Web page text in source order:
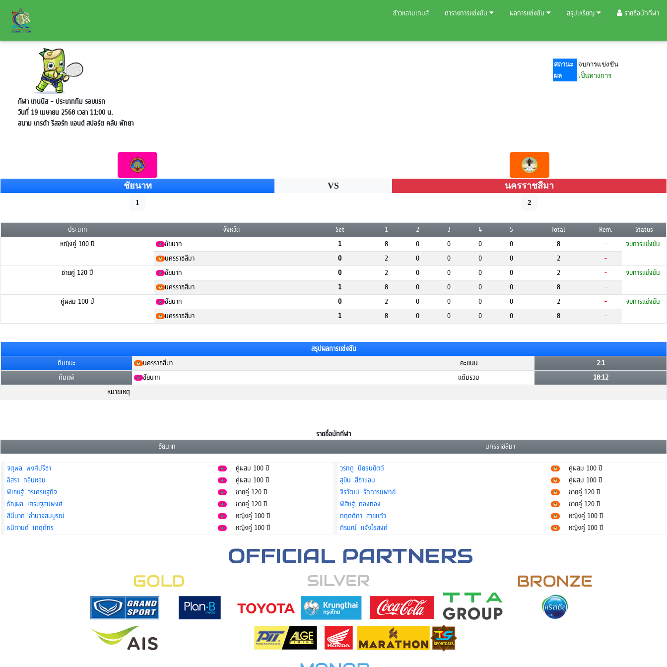
ข้าวหลามเกมส์ ตารางการแข่งขัน ผลการแข่งขัน สรุปเหรียญ รายชื่อนักกีฬา
สถานะ
จบการแข่งขัน
ผล
เป็นทางการ
กีฬา เทนนิส - ประเภททีมรอบแรก
วันที่ 19 เมษายน 2568 เวลา 11:00 น.
สนาม เกรต้า รีสอร์ท แอนด์ สปอร์ต คลับ พัทยา
ชัยนาท VS นครราชสีมา
1 2
ประเภท จังหวัด Set 1 2 3 4 5 Total Rem.
Status
หญิงคู่ 100 ปี
ชัยนาท 1 8 0 0 0 0 8 -
จบการแข่งขัน
นครราชสีมา
0 2 0 0 0 0 2
-
ชายคู่ 120 ปี
ชัยนาท 0 2 0 0 0 0 2 -
จบการแข่งขัน
นครราชสีมา
1 8 0 0 0 0 8
-
คู่ผสม 100 ปี
ชัยนาท 0 2 0 0 0 0 2 -
จบการแข่งขัน
นครราชสีมา
1 8 0 0 0 0 8 -
สรุปผลการแข่งขัน
ทีมชนะ
นครราชสีมา คะแนน
2:1
ทีมแพ้
ชัยนาท แต้มรวม
18:12
หมายเหตุ
รายชื่อนักกีฬา
ชัยนาท
นครราชสีมา
จตุพล พงศ์ปรีชา
คู่ผสม 100 ปี
อิสรา กลิ่นหอม
คู่ผสม 100 ปี
พิเชษฐ์ วรเศรษฐกิจ
ชายคู่ 120 ปี
ธัญผล เศรษฐสมพงศ์
ชายคู่ 120 ปี
สินีนาถ อำนาจสมบูรณ์
หญิงคู่ 100 ปี
ธนิกานต์ เกตุภัทร
หญิงคู่ 100 ปี
วรทภู ปิยธนดิตถ์
คู่ผสม 100 ปี
สุบิน สีชาแอน
คู่ผสม 100 ปี
จิรวัฒน์ รักการเเพทย์
ชายคู่ 120 ปี
พิสิษฐ์ กองทอง
ชายคู่ 120 ปี
กฤตติกา สายแก้ว
หญิงคู่ 100 ปี
ภิรมณ์ แจ้งไธสงค์
หญิงคู่ 100 ปี